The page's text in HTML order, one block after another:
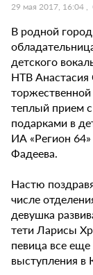
29 мая 2017, 16:04
В родной
детского
НТВ
торжественной
теплый прием
подарками в
ИА «Регион
Фадеева.
Настю
числе
девушка
тети Ларисы
певица все
выступления в